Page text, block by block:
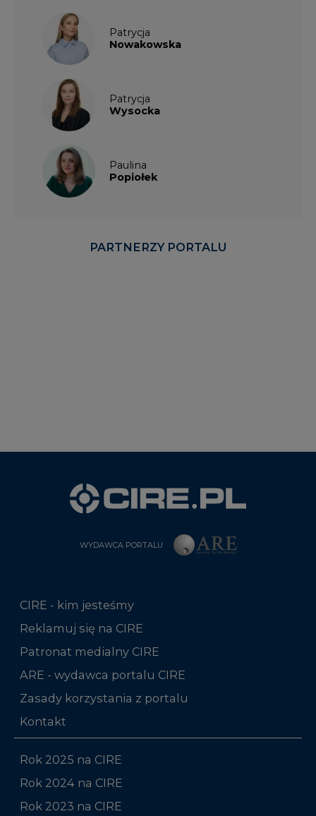
Patrycja
Nowakowska
Patrycja
Wysocka
Paulina
Popiołek
PARTNERZY PORTALU
WYDAWCA PORTALU
CIRE - kim jesteśmy
Reklamuj się na CIRE
Patronat medialny CIRE
ARE - wydawca portalu CIRE
Zasady korzystania z portalu
Kontakt
Rok 2025 na CIRE
Rok 2024 na CIRE
Rok 2023 na CIRE